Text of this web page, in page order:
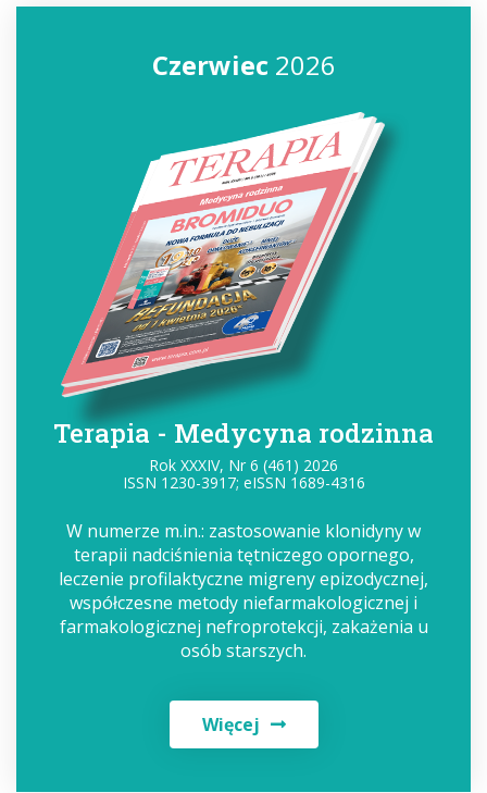
Czerwiec2026
Terapia - Medycyna rodzinna
Rok XXXIV, Nr 6 (461) 2026
ISSN 1230-3917; eISSN 1689-4316
W numerze m.in.: zastosowanie klonidyny w
terapii nadciśnienia tętniczego opornego,
leczenie profilaktyczne migreny epizodycznej,
współczesne metody niefarmakologicznej i
farmakologicznej nefroprotekcji, zakażenia u
osób starszych.
Więcej